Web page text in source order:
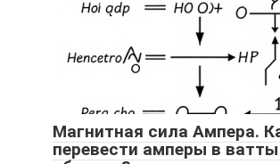
Магнитная сила Ампера.
перевести амперы в